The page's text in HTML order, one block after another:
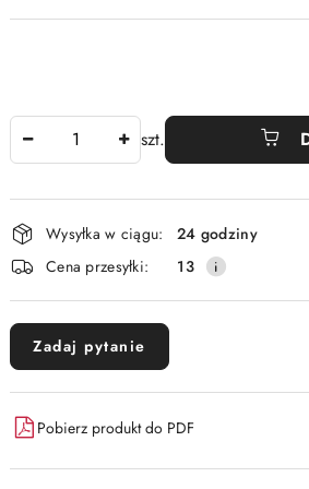
szt.
Dostępność
i
dostawa
Wysyłka w ciągu:
24 godziny
Cena przesyłki:
13
Zadaj pytanie
Pobierz produkt do PDF